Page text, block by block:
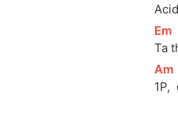
[Em
Ta
[
Am
1P,